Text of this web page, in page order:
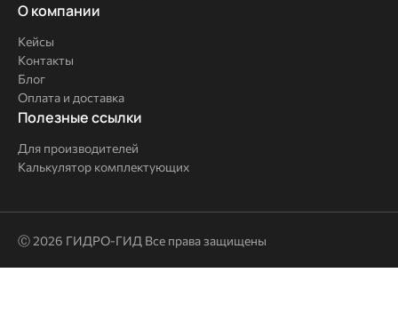
О
компании
О компании
Кейсы
Контакты
Блог
Оплата и доставка
Полезные
Полезные ссылки
Для производителей
Калькулятор комплектующих
Ⓒ 2026 ГИДРО-ГИД Все права защищены